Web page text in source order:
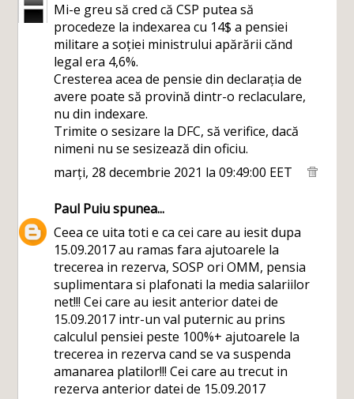
Mi-e greu să cred că CSP putea să
procedeze la indexarea cu 14$ a pensiei
militare a soției ministrului apărării cănd
legal era 4,6%.
Cresterea acea de pensie din declarația de
avere poate să provină dintr-o reclaculare,
nu din indexare.
Trimite o sesizare la DFC, să verifice, dacă
nimeni nu se sesizează din oficiu.
marți, 28 decembrie 2021 la 09:49:00 EET
Paul Puiuspunea...
Ceea ce uita toti e ca cei care au iesit dupa
15.09.2017 au ramas fara ajutoarele la
trecerea in rezerva, SOSP ori OMM, pensia
suplimentara si plafonati la media salariilor
net!!! Cei care au iesit anterior datei de
15.09.2017 intr-un val puternic au prins
calculul pensiei peste 100%+ ajutoarele la
trecerea in rezerva cand se va suspenda
amanarea platilor!!! Cei care au trecut in
rezerva anterior datei de 15.09.2017